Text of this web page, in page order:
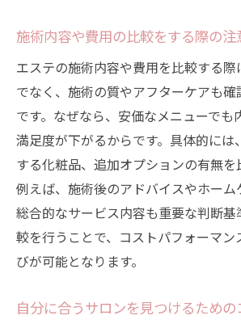
施術内容や費用の比較をする際の注
エステの施術内容や費用を比較する
でなく、施術の質やアフターケアも
です。なぜなら、安価なメニューでも
満足度が下がるからです。具体的には
する化粧品、追加オプションの有無を
例えば、施術後のアドバイスやホーム
総合的なサービス内容も重要な判断基
較を行うことで、コストパフォーマ
びが可能となります。
自分に合うサロンを見つけるための